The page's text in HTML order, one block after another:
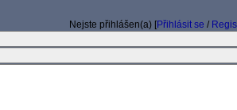
Nejste přihlášen(a) [Přihlásit se /